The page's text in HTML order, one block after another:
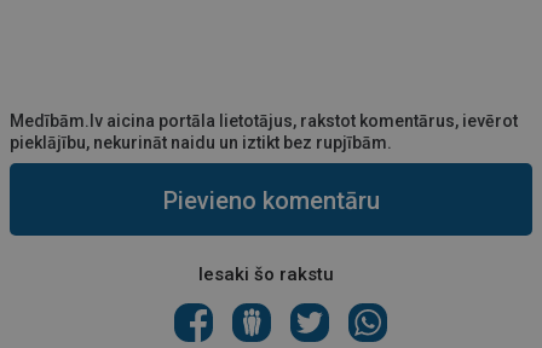
Medībām.lv aicina portāla lietotājus, rakstot komentārus, ievērot
pieklājību, nekurināt naidu un iztikt bez rupjībām.
Pievieno komentāru
Iesaki šo rakstu